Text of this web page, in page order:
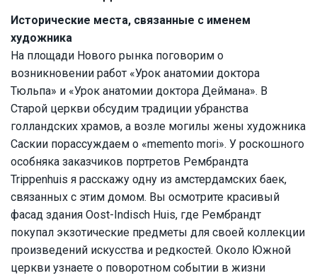
Исторические места, связанные с именем
художника
На площади Нового рынка поговорим о
возникновении работ «Урок анатомии доктора
Тюльпа» и «Урок анатомии доктора Деймана». В
Старой церкви обсудим традиции убранства
голландских храмов, а возле могилы жены художника
Саскии порассуждаем о «memento mori». У роскошного
особняка заказчиков портретов Рембрандта
Trippenhuis я расскажу одну из амстердамских баек,
связанных с этим домом. Вы осмотрите красивый
фасад здания Οost-Indisch Huis, где Рембрандт
покупал экзотические предметы для своей коллекции
произведений искусства и редкостей. Около Южной
церкви узнаете о поворотном событии в жизни